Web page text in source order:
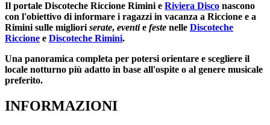
Il portale Discoteche Riccione Rimini e Riviera Disco nascono
con l'obiettivo di informare i ragazzi in vacanza a Riccione e a
Rimini sulle migliori serate, eventie feste nelle Discoteche
Riccione e Discoteche Rimini.
Una panoramica completa per potersi orientare e scegliere il
locale notturno più adatto in base all'ospite o al genere musicale
preferito.
INFORMAZIONI